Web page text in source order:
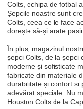
Colts, echipa de fotbal
Șepcile noastre sunt
Colts, ceea ce le face
dorește să-și arate
În plus, magazinul
șepci Colts, de la șepci
moderne și sofisticate
fabricate din materiale
durabilitate și confort și
adevărat speciale. Nu
Houston Colts de la